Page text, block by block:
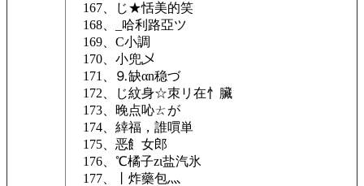
167、じ★恬美的笑
168、_哈利路亞ツ
169、C小調
170、小兜乄
171、⒐缺αn稳づ
172、じ紋身☆朿リ在忄臟
173、晚点吣ㄊが
174、緈福，誰嘪単
175、恶飠女郎
176、℃橘子zι盐汽氷
177、丨炸藥包灬